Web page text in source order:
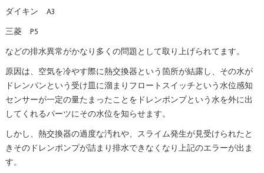
ダイキン A3
三菱 P5
などの排水異常がかなり多くの問題として取り上げられてます。
原因は、空気を冷やす際に熱交換器という箇所が結露し、その水が
ドレンパンという受け皿に溜まりフロートスイッチという水位感知
センサーが一定の量たまったことをドレンポンプという水を外に出
してくれるパーツにその水位を知らせます。
しかし、熱交換器の過度な汚れや、スライム発生が見受けられたと
きそのドレンポンプが詰まり排水できなくなり上記のエラーが出ま
す。